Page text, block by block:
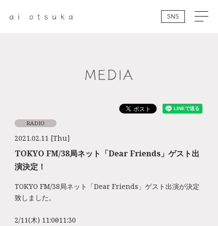
SNS
MEDIA
2021.02.11 [Thu]
RADIO
TOKYO FM/38局ネット「Dear Friends」ゲスト出
演決定！
TOKYO FM/38局ネット「Dear Friends」ゲスト出演が決定
致しました。
2/11(木) 11:00～11:30